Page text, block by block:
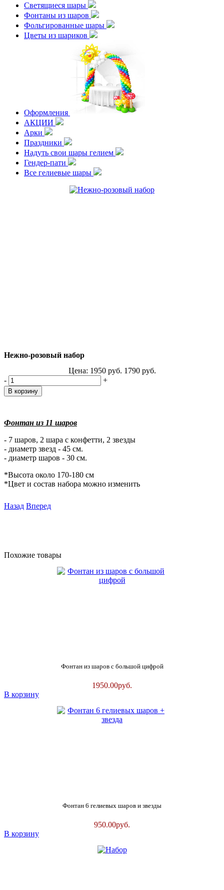
Светящиеся шары
Фонтаны из шаров
Фольгированные шары
Цветы из шариков
Оформления
АКЦИИ
Арки
Праздники
Надуть свои шары гелием
Гендер-пати
Все гелиевые шары
Нежно-розовый набор
Цена: 1950 руб. 1790 руб.
-
+
Фонтан из 11 шаров
- 7 шаров, 2 шара с конфетти, 2 звезды
- диаметр звезд - 45 см.
- диаметр шаров - 30 см.
*Высота около 170-180 см
*Цвет и состав набора можно изменить
Назад Вперед
Похожие товары
Фонтан из шаров с большой цифрой
1950.00руб.
В корзину
Фонтан 6 гелиевых шаров и звезды
950.00руб.
В корзину